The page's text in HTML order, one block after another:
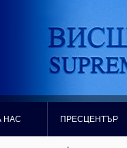
НАС ПРЕСЦЕНТЪР